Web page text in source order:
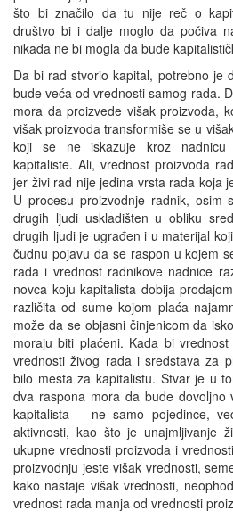
što bi značilo da tu nije reč o
društvo bi i dalje moglo da počiva
nikada ne bi mogla da bude
Da bi rad stvorio kapital, potrebno je
bude veća od vrednosti samog rada.
mora da proizvede višak proizvoda,
višak proizvoda transformiše se u
koji se ne iskazuje kroz
kapitaliste. Ali, vrednost proizvoda
jer živi rad nije jedina vrsta rada koja
U procesu proizvodnje radnik, osim
drugih ljudi uskladišten u obliku
drugih ljudi je ugrađen i u materijal
čudnu pojavu da se raspon u kojem
rada i vrednost radnikove nadnice
novca koju kapitalista dobija
različita od sume kojom plaća
može da se objasni činjenicom da
moraju biti plaćeni. Kada bi
vrednosti živog rada i sredstava za
bilo mesta za kapitalistu. Stvar je u
dva raspona mora da bude dovoljno
kapitalista – ne samo pojedince,
aktivnosti, kao što je unajmljivanje
ukupne vrednosti proizvoda i
proizvodnju jeste višak vrednosti,
kako nastaje višak vrednosti,
vrednost rada manja od vrednosti